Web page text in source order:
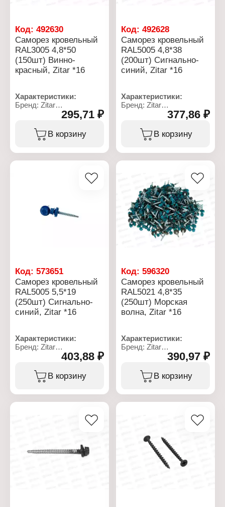
Диаметр, мм: 4,8
Длина, мм: 127
Покрытие:
фосфатированный
Особенность:
самонарезающий
Упаковка: коробка
Код: 492630
Саморез кровельный
RAL3005 4,8*50
(150шт) Винно-
красный, Zitar *16
Характеристики:
Бренд: Zitar
Тип товара: Саморез
Цветовая палитра:
RAL3005
Назначение: кровельный
Цвет: винно-красный
295,71 ₽
В корзину
Код:492628
Саморез кровельный
RAL5005 4,8*38
(200шт) Сигнально-
синий, Zitar *16
Характеристики:
Бренд: Zitar
Тип товара: Саморез
Цветовая палитра:
RAL5005
Назначение: кровельный
Цвет: сигнально-синий
Наконечник: сверло
377,86 ₽
В корзину
Код: 573651
Саморез кровельный
RAL5005 5,5*19
(250шт) Сигнально-
синий, Zitar *16
Характеристики:
Бренд: Zitar
Тип товара: Саморез
Цветовая палитра:
RAL5005
Назначение: кровельный
Цвет: сигнально-синий
403,88 ₽
В корзину
Код:596320
Саморез кровельный
RAL5021 4,8*35
(250шт) Морская
волна, Zitar *16
Характеристики:
Бренд: Zitar
Тип товара: Саморез
Цветовая палитра:
RAL5021
Назначение: кровельный
Цвет: морская волна
390,97 ₽
В корзину